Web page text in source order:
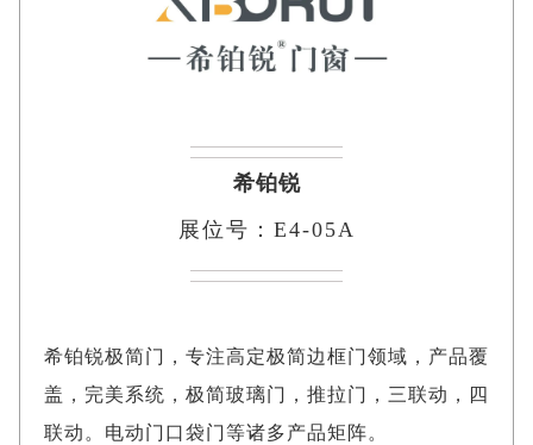
希铂锐
展位号：E4-05A
希铂锐极简门，专注高定极简边框门领域，产品覆
盖，完美系统，极简玻璃门，推拉门，三联动，四
联动。电动门口袋门等诸多产品矩阵。